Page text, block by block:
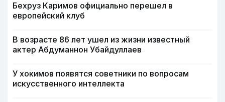
Бехруз Каримов официально перешел в
европейский клуб
В возрасте 86 лет ушел из жизни известный
актер Абдуманнон Убайдуллаев
У хокимов появятся советники по вопросам
искусственного интеллекта